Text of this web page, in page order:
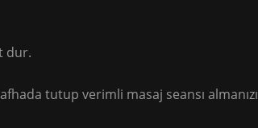
dur.
tutup verimli masaj seansı almanızı